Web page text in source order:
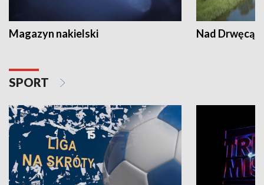
Magazyn nakielski Nad Drwęcą
SPORT